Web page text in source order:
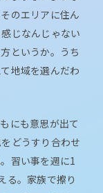
のエリアに住ん
じなんじゃない
というか。うち
地域を選んだわ
にも意思が出て
どうすり合わせ
習い事を週に1
る。家族で擦り